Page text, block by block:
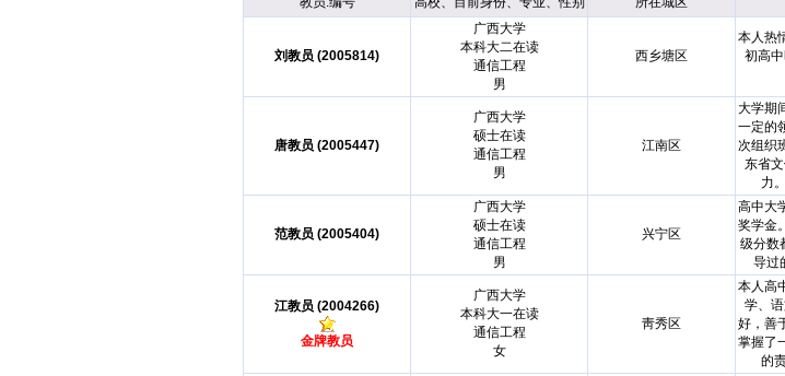
刘教员 (2005814)
广西大学
本科大二在读
通信工程
男
西乡塘区
本人热
初高
唐教员 (2005447)
广西大学
硕士在读
通信工程
男
江南区
大学期
一定的
次组织
东省
力
范教员 (2005404)
广西大学
硕士在读
通信工程
男
兴宁区
高中大
奖学金
级分数
导过
江教员 (2004266)
金牌教员
广西大学
本科大一在读
通信工程
女
靑秀区
本人高
学、
好，善
掌握了
的